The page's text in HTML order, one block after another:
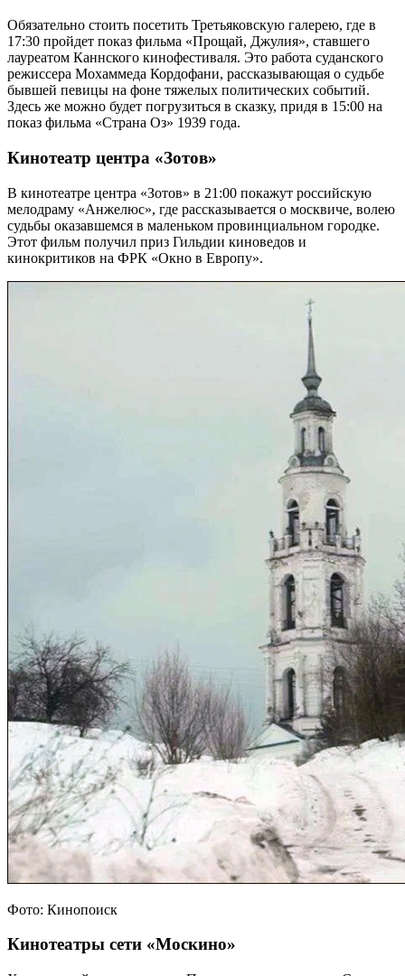
Обязательно стоить посетить Третьяковскую галерею, где в
17:30 пройдет показ фильма «Прощай, Джулия», ставшего
лауреатом Каннского кинофестиваля. Это работа суданского
режиссера Мохаммеда Кордофани, рассказывающая о судьбе
бывшей певицы на фоне тяжелых политических событий.
Здесь же можно будет погрузиться в сказку, придя в 15:00 на
показ фильма «Страна Оз» 1939 года.
Кинотеатр центра «Зотов»
В кинотеатре центра «Зотов» в 21:00 покажут российскую
мелодраму «Анжелюс», где рассказывается о москвиче, волею
судьбы оказавшемся в маленьком провинциальном городке.
Этот фильм получил приз Гильдии киноведов и
кинокритиков на ФРК «Окно в Европу».
Фото: Кинопоиск
Кинотеатры сети «Москино»